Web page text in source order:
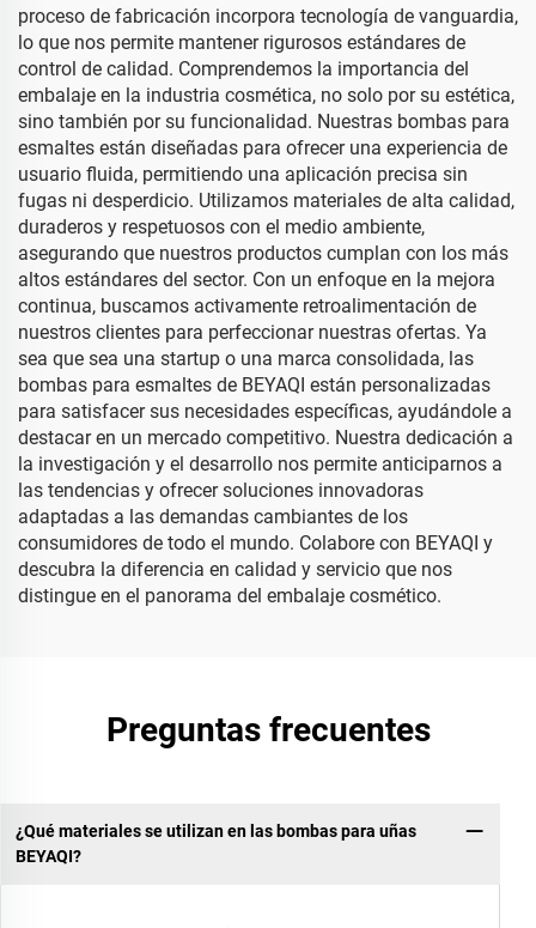
proceso de fabricación incorpora tecnología de vanguardia,
lo que nos permite mantener rigurosos estándares de
control de calidad. Comprendemos la importancia del
embalaje en la industria cosmética, no solo por su estética,
sino también por su funcionalidad. Nuestras bombas para
esmaltes están diseñadas para ofrecer una experiencia de
usuario fluida, permitiendo una aplicación precisa sin
fugas ni desperdicio. Utilizamos materiales de alta calidad,
duraderos y respetuosos con el medio ambiente,
asegurando que nuestros productos cumplan con los más
altos estándares del sector. Con un enfoque en la mejora
continua, buscamos activamente retroalimentación de
nuestros clientes para perfeccionar nuestras ofertas. Ya
sea que sea una startup o una marca consolidada, las
bombas para esmaltes de BEYAQI están personalizadas
para satisfacer sus necesidades específicas, ayudándole a
destacar en un mercado competitivo. Nuestra dedicación a
la investigación y el desarrollo nos permite anticiparnos a
las tendencias y ofrecer soluciones innovadoras
adaptadas a las demandas cambiantes de los
consumidores de todo el mundo. Colabore con BEYAQI y
descubra la diferencia en calidad y servicio que nos
distingue en el panorama del embalaje cosmético.
Preguntas frecuentes
¿Qué materiales se utilizan en las bombas para uñas
BEYAQI?